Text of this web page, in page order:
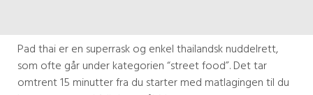
Pad thai er en superrask og enkel thailandsk nuddelrett,
som ofte går under kategorien “street food”. Det tar
omtrent 15 minutter fra du starter med matlagingen til du